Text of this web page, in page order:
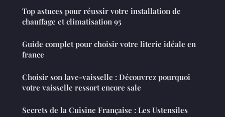
Top astuces pour réussir votre installation de
chauffage et climatisation 95
Guide complet pour choisir votre literie idéale en
france
Choisir son lave-vaisselle : Découvrez pourquoi
votre vaisselle ressort encore sale
Secrets de la Cuisine Française : Les Ustensiles